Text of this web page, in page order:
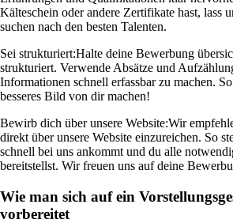
Kälteschein oder andere Zertifikate hast, lass
suchen nach den besten Talenten.
Sei strukturiert:Halte deine Bewerbung
strukturiert. Verwende Absätze und
Informationen schnell erfassbar zu machen.
besseres Bild von dir machen!
Bewirb dich über unsere Website:Wir
direkt über unsere Website einzureichen. So
schnell bei uns ankommt und du alle
bereitstellst. Wir freuen uns auf deine
Wie man sich auf ein
vorbereitet